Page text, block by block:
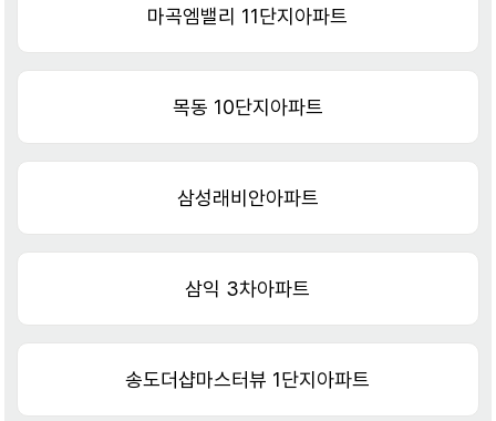
마곡엠밸리 11단지아파트
목동 10단지아파트
삼성래비안아파트
삼익 3차아파트
송도더샵마스터뷰 1단지아파트